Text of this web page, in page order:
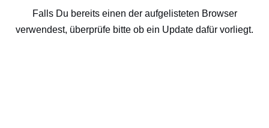
Falls Du bereits einen der aufgelisteten Browser
verwendest, überprüfe bitte ob ein Update dafür vorliegt.